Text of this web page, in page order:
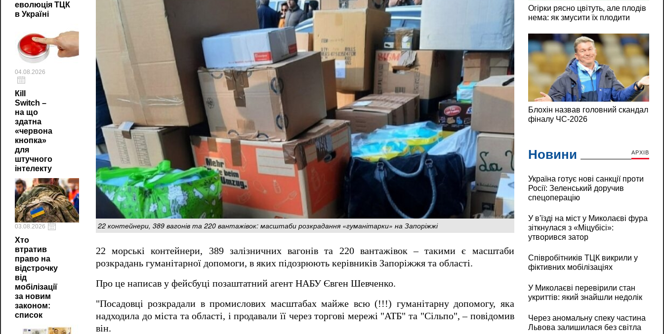
еволюція ТЦК
в Україні
04.08.2026
Кill
Switch –
на що
здатна
«червона
кнопка»
для
штучного
інтелекту
03.08.2026
Хто
втратив
право на
відстрочку
від
мобілізації
за новим
законом:
список
22 контейнери, 389 вагонів та 220 вантажівок: масштаби розкрадання «гуманітарки» на Запоріжжі
22 морські контейнери, 389 залізничних вагонів та 220 вантажівок – такими є масштаби
розкрадань гуманітарної допомоги, в яких підозрюють керівників Запоріжжя та області.
Про це написав у фейсбуці позаштатний агент НАБУ Євген Шевченко.
"Посадовці розкрадали в промислових масштабах майже всю (!!!) гуманітарну допомогу, яка
надходила до міста та області, і продавали її через торгові мережі "АТБ" та "Сільпо", – повідомив
він.
Новини АРХІВ
Україна готує нові санкції проти
Росії: Зеленський доручив
спецоперацію
У в'їзді на міст у Миколаєві фура
зіткнулася з «Міцубісі»:
утворився затор
Співробітників ТЦК викрили у
фіктивних мобілізаціях
У Миколаєві перевірили стан
укриттів: який знайшли недолік
Через аномальну спеку частина
Львова залишилася без світла